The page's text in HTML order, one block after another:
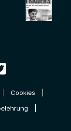
Cookies